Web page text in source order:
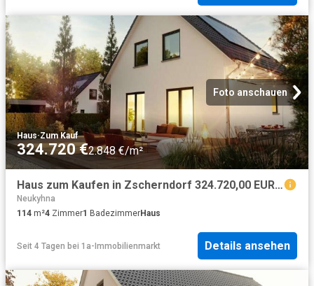
Foto anschauen
Haus·Zum Kauf
324.720 €2.848 €/m²
Haus zum Kaufen in Zscherndorf 324.720,00 EUR 114 m²
Neukyhna
114 m²4 Zimmer1 BadezimmerHaus
Seit 4 Tagen bei 1a-Immobilienmarkt Details ansehen